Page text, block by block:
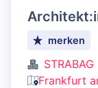
merken
STRABAG
Frankfurt